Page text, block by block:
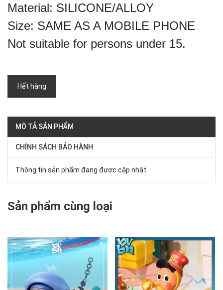
Material: SILICONE/ALLOY
Size: SAME AS A MOBILE PHONE
Not suitable for persons under 15.
Hết hàng
MÔ TẢ SẢN PHẨM
CHÍNH SÁCH BẢO HÀNH
Thông tin sản phẩm đang được cập nhật
Sản phẩm cùng loại